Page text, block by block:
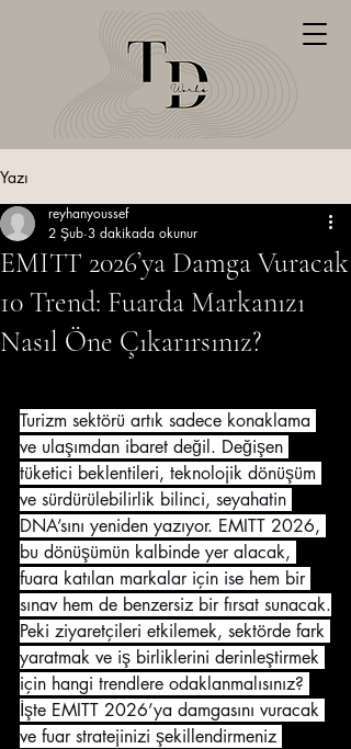
Yazı
EMITT 2026’ya Damga Vuracak
10 Trend: Fuarda Markanızı
Nasıl Öne Çıkarırsınız?
reyhanyoussef
2 Şub 3 dakikada okunur
Turizm sektörü artık sadece konaklama
ve ulaşımdan ibaret değil. Değişen
tüketici beklentileri, teknolojik dönüşüm
ve sürdürülebilirlik bilinci, seyahatin
DNA’sını yeniden yazıyor. EMITT 2026,
bu dönüşümün kalbinde yer alacak,
fuara katılan markalar için ise hem bir
sınav hem de benzersiz bir fırsat sunacak.
Peki ziyaretçileri etkilemek, sektörde fark
yaratmak ve iş birliklerini derinleştirmek
için hangi trendlere odaklanmalısınız?
İşte EMITT 2026’ya damgasını vuracak
ve fuar stratejinizi şekillendirmeniz